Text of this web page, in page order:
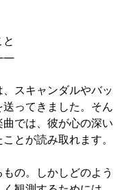
スキャンダルやバッ
ってきました。そん
では、彼が心の深い
とが読み取れます。
の。しかしどのよう